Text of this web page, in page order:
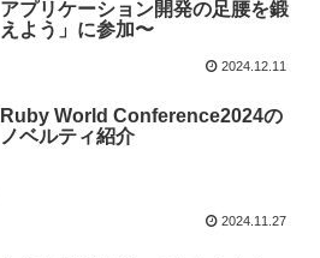
アプリケーション開発の足腰を鍛
えよう」に参加〜
2024.12.11
Ruby World Conference2024の
ノベルティ紹介
2024.11.27